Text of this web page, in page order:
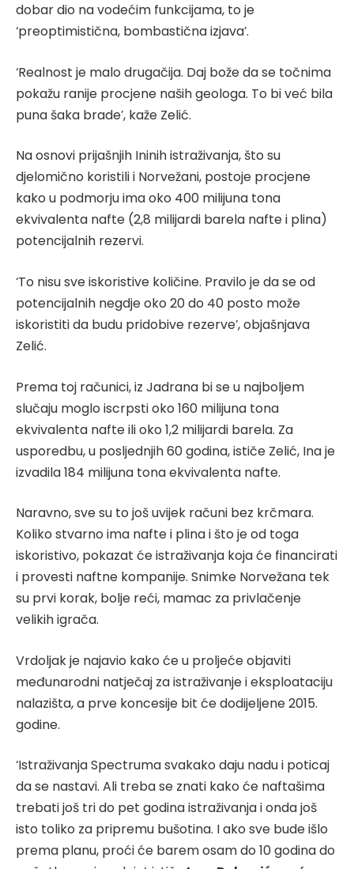
dobar dio na vodećim funkcijama, to je
‘preoptimistična, bombastična izjava’.
‘Realnost je malo drugačija. Daj bože da se točnima
pokažu ranije procjene naših geologa. To bi već bila
puna šaka brade’, kaže Zelić.
Na osnovi prijašnjih Ininih istraživanja, što su
djelomično koristili i Norvežani, postoje procjene
kako u podmorju ima oko 400 milijuna tona
ekvivalenta nafte (2,8 milijardi barela nafte i plina)
potencijalnih rezervi.
‘To nisu sve iskoristive količine. Pravilo je da se od
potencijalnih negdje oko 20 do 40 posto može
iskoristiti da budu pridobive rezerve’, objašnjava
Zelić.
Prema toj računici, iz Jadrana bi se u najboljem
slučaju moglo iscrpsti oko 160 milijuna tona
ekvivalenta nafte ili oko 1,2 milijardi barela. Za
usporedbu, u posljednjih 60 godina, ističe Zelić, Ina je
izvadila 184 milijuna tona ekvivalenta nafte.
Naravno, sve su to još uvijek računi bez krčmara.
Koliko stvarno ima nafte i plina i što je od toga
iskoristivo, pokazat će istraživanja koja će financirati
i provesti naftne kompanije. Snimke Norvežana tek
su prvi korak, bolje reći, mamac za privlačenje
velikih igrača.
Vrdoljak je najavio kako će u proljeće objaviti
međunarodni natječaj za istraživanje i eksploataciju
nalazišta, a prve koncesije bit će dodijeljene 2015.
godine.
‘Istraživanja Spectruma svakako daju nadu i poticaj
da se nastavi. Ali treba se znati kako će naftašima
trebati još tri do pet godina istraživanja i onda još
isto toliko za pripremu bušotina. I ako sve bude išlo
prema planu, proći će barem osam do 10 godina do